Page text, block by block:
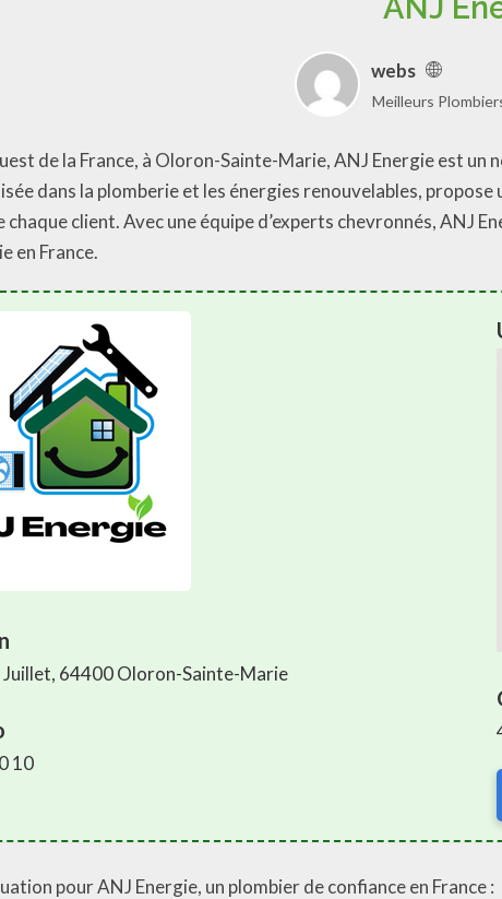
ANJ
webs
Meilleurs
de la France, à Oloron-Sainte-Marie, ANJ Energie est
dans la plomberie et les énergies renouvelables,
chaque client. Avec une équipe d’experts chevronnés, ANJ
en France.
Juillet, 64400 Oloron-Sainte-Marie
10
pour ANJ Energie, un plombier de confiance en France :